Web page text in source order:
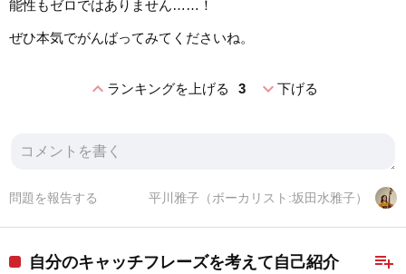
能性もゼロではありません……！
ぜひ本気でがんばってみてくださいね。
expand_lessランキングを上げる 3 expand_more下げる
平川雅子（ボーカリスト:坂田水雅子）
問題を報告する
playlist_add
自分のキャッチフレーズを考えて自己紹介